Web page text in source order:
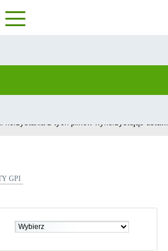
na najwyższym poziomie, serwis GPI
korzystania z tych plików wykorzystując
GPI